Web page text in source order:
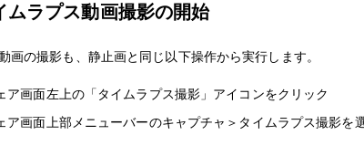
ラプス動画撮影の開始
画の撮影も、静止画と同じ以下操作から実行します。
ア画面左上の「タイムラプス撮影」アイコンをクリック
ア画面上部メニューバーのキャプチャ＞タイムラプス撮影を